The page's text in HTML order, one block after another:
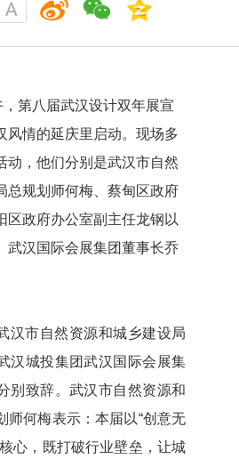
第八届武汉设计双年展宣
风情的延庆里启动。现场多
动，他们分别是武汉市自然
总规划师何梅、蔡甸区政府
区政府办公室副主任龙钢以
武汉国际会展集团董事长乔
汉市自然资源和城乡建设局
汉城投集团武汉国际会展集
别致辞。武汉市自然资源和
师何梅表示：本届以“创意无
心，既打破行业壁垒，让城